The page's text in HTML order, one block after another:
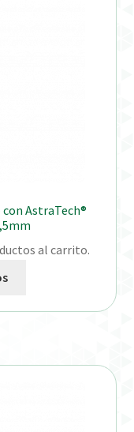
AstraTech®
al carrito.